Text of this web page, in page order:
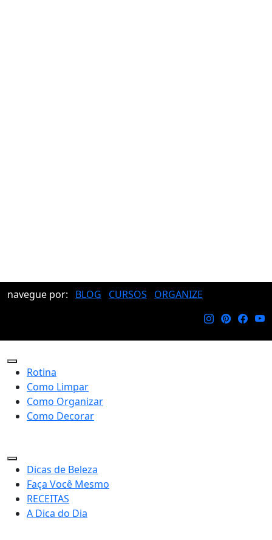
navegue por: BLOG CURSOS ORGANIZE
Rotina
Como Limpar
Como Organizar
Como Decorar
Dicas de Beleza
Faça Você Mesmo
RECEITAS
A Dica do Dia